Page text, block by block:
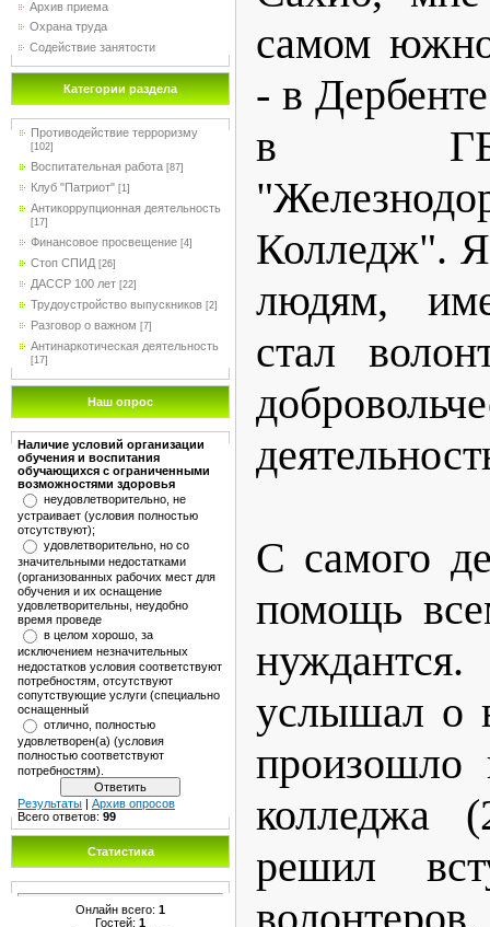
Архив приема
Охрана труда
Содействие занятости
Категории раздела
Противодействие терроризму
[102]
Воспитательная работа [87]
Клуб "Патриот" [1]
Антикоррупционная деятельность
[17]
Финансовое просвещение [4]
Стоп СПИД [26]
ДАССР 100 лет [22]
Трудоустройство выпускников [2]
Разговор о важном [7]
Антинаркотическая деятельность
[17]
Наш опрос
Наличие условий организации
обучения и воспитания
обучающихся с ограниченными
возможностями здоровья
неудовлетворительно, не
устраивает (условия полностью
отсутствуют);
удовлетворительно, но со
значительными недостатками
(организованных рабочих мест для
обучения и их оснащение
удовлетворительны, неудобно
время проведе
в целом хорошо, за
исключением незначительных
недостатков условия соответствуют
потребностям, отсутствуют
сопутствующие услуги (специально
оснащенный
отлично, полностью
удовлетворен(а) (условия
полностью соответствуют
потребностям).
Результаты | Архив опросов
Всего ответов: 99
Статистика
Онлайн всего: 1
Гостей: 1
самом
- в
в
Колледж".
людям,
стал
С самого
помощь
услышал о
произошло
колледжа
решил